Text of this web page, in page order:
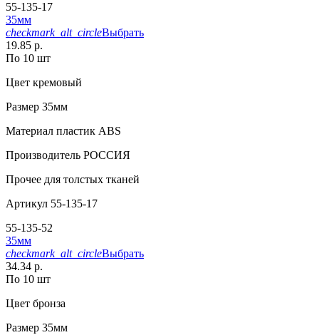
55-135-17
35мм
checkmark_alt_circleВыбрать
19.85 р.
По 10 шт
Цвет кремовый
Размер 35мм
Материал пластик АВS
Производитель РОССИЯ
Прочее для толстых тканей
Артикул 55-135-17
55-135-52
35мм
checkmark_alt_circleВыбрать
34.34 р.
По 10 шт
Цвет бронза
Размер 35мм